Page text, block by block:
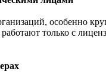
особенно
только с